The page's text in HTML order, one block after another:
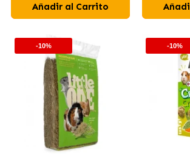
Añadir al Carrito
-10% -10%